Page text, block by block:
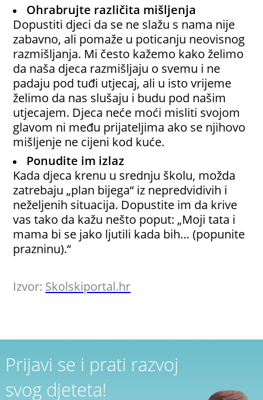
Ohrabrujte različita mišljenja
Dopustiti djeci da se ne slažu s nama nije
zabavno, ali pomaže u poticanju neovisnog
razmišljanja. Mi često kažemo kako želimo
da naša djeca razmišljaju o svemu i ne
padaju pod tuđi utjecaj, ali u isto vrijeme
želimo da nas slušaju i budu pod našim
utjecajem. Djeca neće moći misliti svojom
glavom ni među prijateljima ako se njihovo
mišljenje ne cijeni kod kuće.
Ponudite im izlaz
Kada djeca krenu u srednju školu, možda
zatrebaju „plan bijega“ iz nepredvidivih i
neželjenih situacija. Dopustite im da krive
vas tako da kažu nešto poput: „Moji tata i
mama bi se jako ljutili kada bih… (popunite
prazninu).“
Izvor: Skolskiportal.hr
Prijavi se i prati razvoj
svog djeteta!